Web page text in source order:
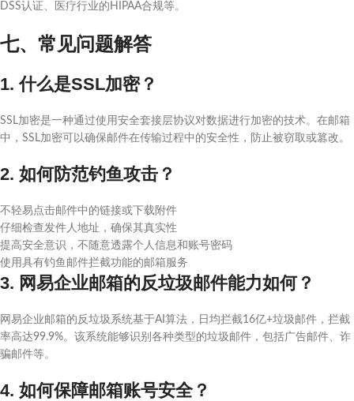
DSS认证、医疗行业的HIPAA合规等。
七、常见问题解答
1. 什么是SSL加密？
SSL加密是一种通过使用安全套接层协议对数据进行加密的技术。在邮箱
中，SSL加密可以确保邮件在传输过程中的安全性，防止被窃取或篡改。
2. 如何防范钓鱼攻击？
不轻易点击邮件中的链接或下载附件
仔细检查发件人地址，确保其真实性
提高安全意识，不随意透露个人信息和账号密码
使用具有钓鱼邮件拦截功能的邮箱服务
3. 网易企业邮箱的反垃圾邮件能力如何？
网易企业邮箱的反垃圾系统基于AI算法，日均拦截16亿+垃圾邮件，拦截
率高达99.9%。该系统能够识别各种类型的垃圾邮件，包括广告邮件、诈
骗邮件等。
4. 如何保障邮箱账号安全？